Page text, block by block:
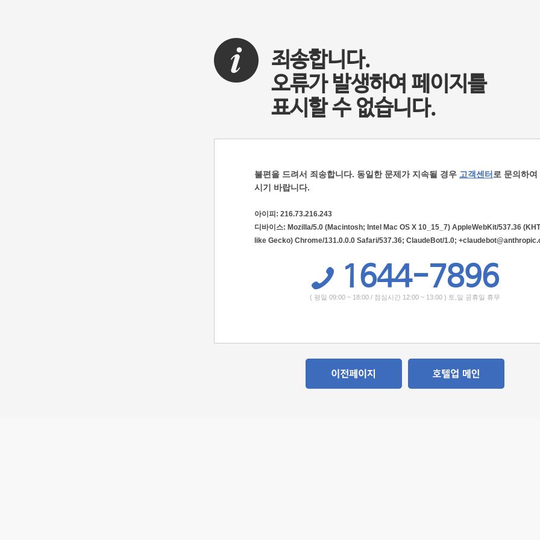
죄송합니다.
오류가 발생하여 페이지를
표시할 수 없습니다.
불편을 드려서 죄송합니다. 동일한 문제가 지속될 경우 고객센터 로 문의하여
시기 바랍니다.
아이피: 216.73.216.243
디바이스: Mozilla/5.0 (Macintosh; Intel Mac OS X 10_15_7) AppleWebKit/537.36
like Gecko) Chrome/131.0.0.0 Safari/537.36; ClaudeBot/1.0;
1644-7896
( 평일 09:00 ~ 18:00 / 점심시간 12:00 ~ 13:00 ) 토,일 공휴일 휴무